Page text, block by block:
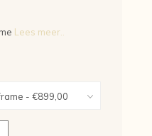
Lees meer..